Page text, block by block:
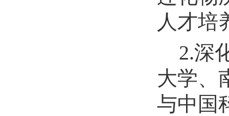
人才培
2.深
大学、
与中国